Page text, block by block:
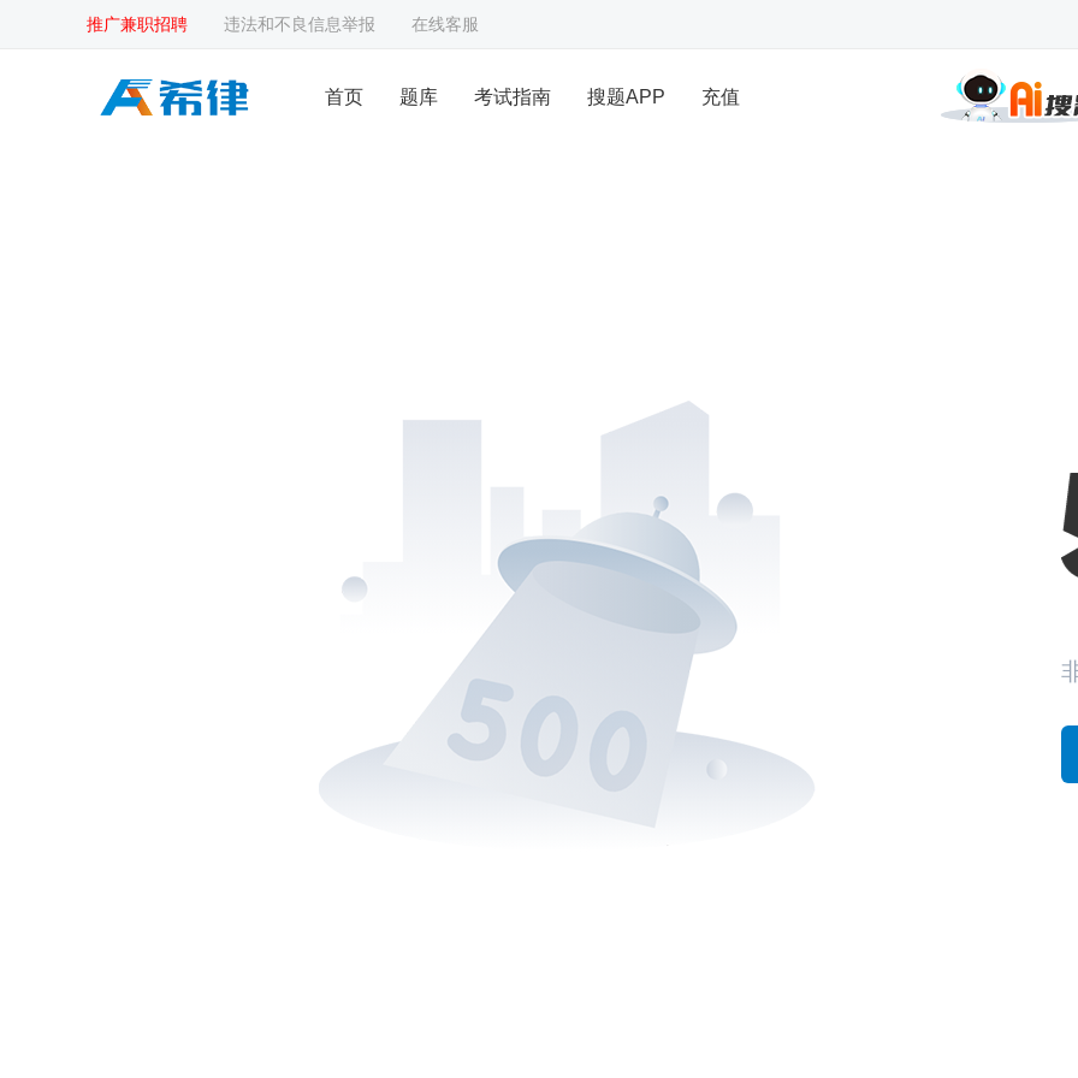
推广兼职招聘 违法和不良信息举报 在线客服
首页 题库 考试指南 搜题APP 充值